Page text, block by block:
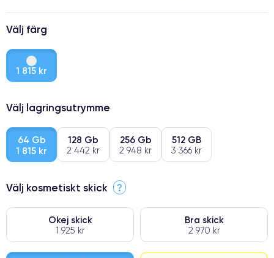
Välj färg
1 815 kr
Välj lagringsutrymme
64 Gb
1 815 kr
128 Gb
2 442 kr
256 Gb
2 948 kr
512 GB
3 366 kr
Välj kosmetiskt skick ?
Okej skick
1 925 kr
Bra skick
2 970 kr